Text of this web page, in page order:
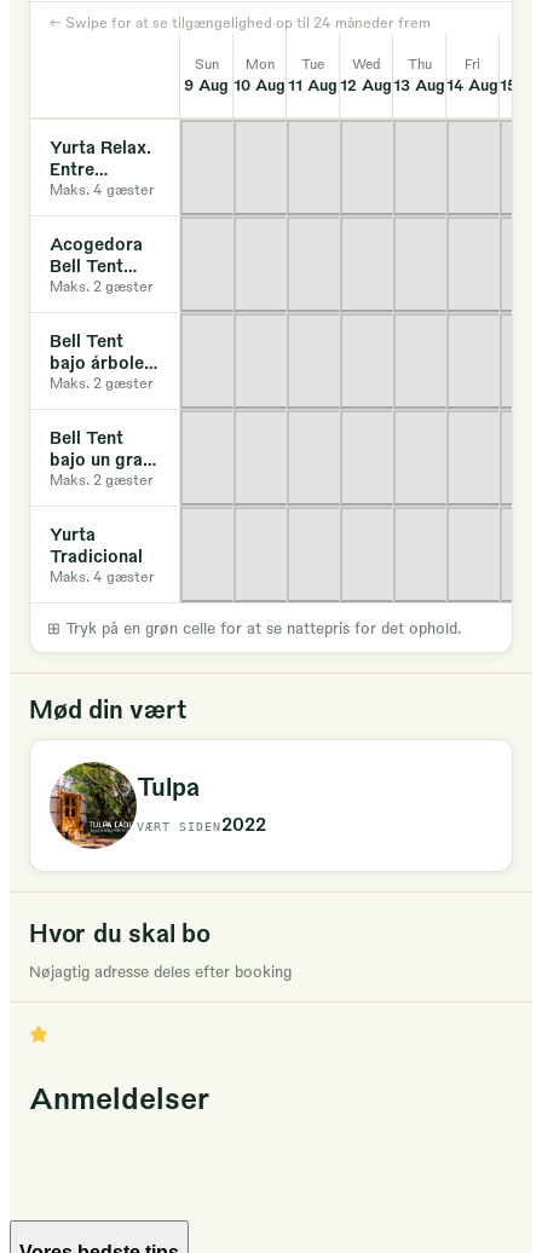
← Swipe for at se tilgængelighed op til 24 måneder frem
Sun
9 Aug
Mon
10 Aug
Tue
11 Aug
Wed
12 Aug
Thu
13 Aug
Fri
14 Aug15
Yurta Relax.
Entre
árboles.
Maks. 4 gæster
Acogedora
Bell Tent
bajo un gran
árbol - Solar
Maks. 2 gæster
Bell Tent
bajo árboles
- Natural
Maks. 2 gæster
Bell Tent
bajo un gran
Acebuche -
Oceano
Maks. 2 gæster
Yurta
Tradicional
Maks. 4 gæster
⊞ Tryk på en grøn celle for at se nattepris for det ophold.
Mød din vært
Tulpa
VÆRT SIDEN 2022
Hvor du skal bo
Nøjagtig adresse deles efter booking
Anmeldelser